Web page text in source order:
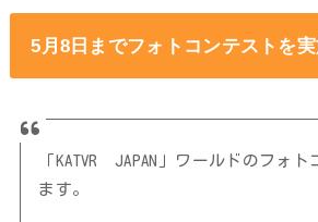
5月8日までフォトコンテストを
「KATVR JAPAN」ワールドのフォ
ます。